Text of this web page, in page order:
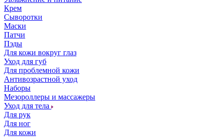
Крем
Сыворотки
Маски
Патчи
Пэды
Для кожи вокруг глаз
Уход для губ
Для проблемной кожи
Антивозрастной уход
Наборы
Мезороллеры и массажеры
Уход для тела
Для рук
Для ног
Для кожи